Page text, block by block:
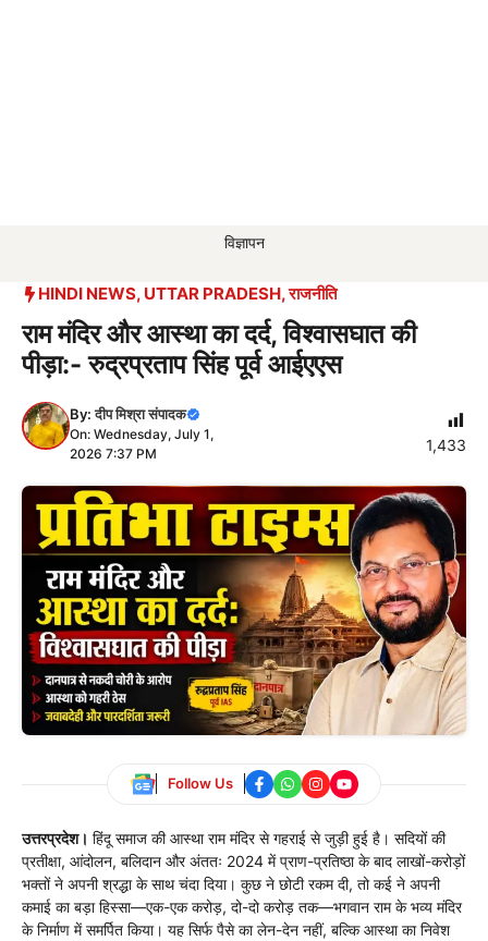
विज्ञापन
HINDI NEWS, UTTAR PRADESH,राजनीति
राम मंदिर और आस्था का दर्द, विश्वासघात की
पीड़ा:- रुद्रप्रताप सिंह पूर्व आईएएस
By:दीप मिश्रा संपादक
On: Wednesday, July 1,
2026 7:37 PM
1,433
Follow Us
उत्तरप्रदेश। हिंदू समाज की आस्था राम मंदिर से गहराई से जुड़ी हुई है। सदियों की
प्रतीक्षा, आंदोलन, बलिदान और अंततः 2024 में प्राण-प्रतिष्ठा के बाद लाखों-करोड़ों
भक्तों ने अपनी श्रद्धा के साथ चंदा दिया। कुछ ने छोटी रकम दी, तो कई ने अपनी
कमाई का बड़ा हिस्सा—एक-एक करोड़, दो-दो करोड़ तक—भगवान राम के भव्य मंदिर
के निर्माण में समर्पित किया। यह सिर्फ पैसे का लेन-देन नहीं, बल्कि आस्था का निवेश